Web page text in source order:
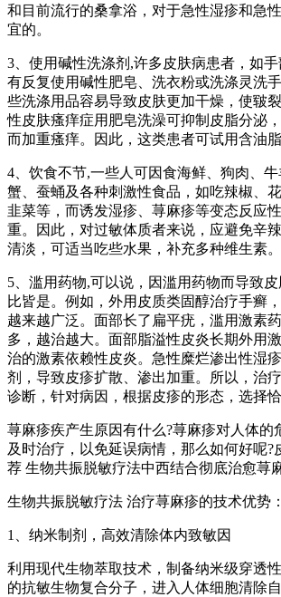
和目前流行的桑拿浴，对于急性湿疹和急
宜的。
3、使用碱性洗涤剂,许多皮肤病患者，如
有反复使用碱性肥皂、洗衣粉或洗涤灵洗
些洗涤用品容易导致皮肤更加干燥，使皲
性皮肤瘙痒症用肥皂洗澡可抑制皮脂分泌
而加重瘙痒。因此，这类患者可试用含油脂
4、饮食不节,一些人可因食海鲜、狗肉、牛
蟹、蚕蛹及各种刺激性食品，如吃辣椒、
韭菜等，而诱发湿疹、荨麻疹等变态反应
重。因此，对过敏体质者来说，应避免辛
清淡，可适当吃些水果，补充多种维生素。
5、滥用药物,可以说，因滥用药物而导致
比皆是。例如，外用皮质类固醇治疗手癣
越来越广泛。面部长了扁平疣，滥用激素
多，越治越大。面部脂溢性皮炎长期外用
治的激素依赖性皮炎。急性糜烂渗出性湿
剂，导致皮疹扩散、渗出加重。所以，治
诊断，针对病因，根据皮疹的形态，选择恰
荨麻疹疾产生原因有什么?荨麻疹对人体的
及时治疗，以免延误病情，那么如何好呢?
荐 生物共振脱敏疗法中西结合彻底治愈荨
生物共振脱敏疗法 治疗荨麻疹的技术优势：
1、纳米制剂，高效清除体内致敏因
利用现代生物萃取技术，制备纳米级穿透
的抗敏生物复合分子，进入人体细胞清除